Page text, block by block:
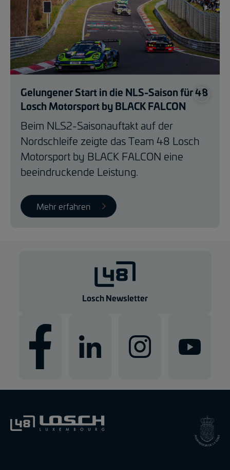
Gelungener Start in die NLS-Saison für 48
Losch Motorsport by BLACK FALCON
Beim NLS2-Saisonauftakt auf der
Nordschleife zeigte das Team 48 Losch
Motorsport by BLACK FALCON eine
beeindruckende Leistung.
Mehr erfahren
Losch Newsletter